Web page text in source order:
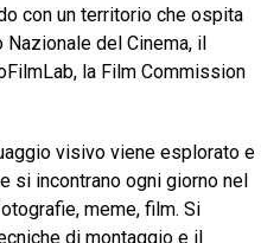
con un territorio che ospita
del Cinema, il
la Film Commission
visivo viene esplorato e
si incontrano ogni giorno nel
meme, film. Si
di montaggio e il